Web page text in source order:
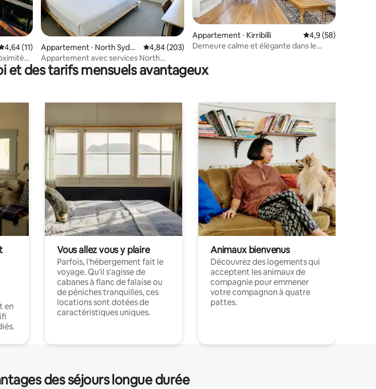
: 4,91 sur 5
moyenne sur la base de 11 commentaires : 4,64 sur 5
4,64 (11)
Appartement ⋅ North Sydne
y
Évaluation moyenne sur la base de 203 commentaires : 4,84 sur 5
4,84 (203)
Appartement avec services North
Sydney | À deux pas du métro
Appartement ⋅ Kirribilli Évaluation moyenne
4,9 (58)
Demeure calme et élégante dans le
et des tarifs mensuels avantageux
en
Vous allez vous y plaire
Parfois, l'hébergement fait le
voyage. Qu'il s'agisse de
cabanes à flanc de falaise ou
de péniches tranquilles, ces
locations sont dotées de
caractéristiques uniques.
Animaux bienvenus
Découvrez des logements qui
acceptent les animaux de
compagnie pour emmener
votre compagnon à quatre
pattes.
des séjours longue durée